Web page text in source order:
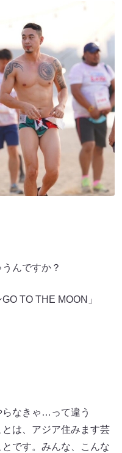
んですか？
TO THE MOON」
なきゃ…って違う
は、アジア住みます芸
です。みんな、こんな